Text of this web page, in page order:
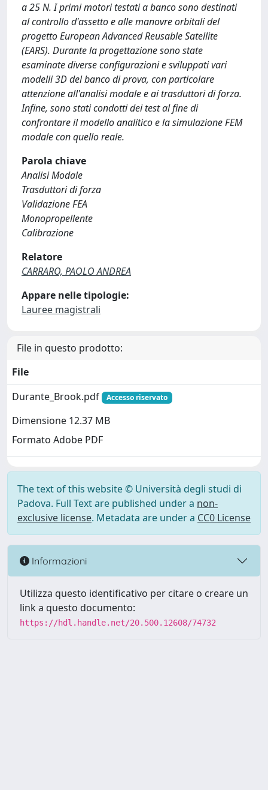
a 25 N. I primi motori testati a banco sono destinati
al controllo d'assetto e alle manovre orbitali del
progetto European Advanced Reusable Satellite
(EARS). Durante la progettazione sono state
esaminate diverse configurazioni e sviluppati vari
modelli 3D del banco di prova, con particolare
attenzione all'analisi modale e ai trasduttori di forza.
Infine, sono stati condotti dei test al fine di
confrontare il modello analitico e la simulazione FEM
modale con quello reale.
Parola chiave
Analisi Modale
Trasduttori di forza
Validazione FEA
Monopropellente
Calibrazione
Relatore
CARRARO, PAOLO ANDREA
Appare nelle tipologie:
Lauree magistrali
File in questo prodotto:
File
Durante_Brook.pdf
Accesso riservato
Dimensione 12.37 MB
Formato Adobe PDF
The text of this website © Università degli studi di
Padova. Full Text are published under a non-
exclusive license. Metadata are under a CC0 License
Informazioni
Utilizza questo identificativo per citare o creare un
link a questo documento:
https://hdl.handle.net/20.500.12608/74732